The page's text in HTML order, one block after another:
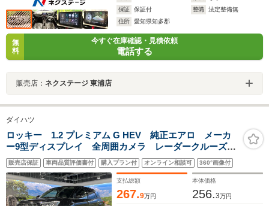
保証
保証付 整備
法定整備無
住所
愛知県知多郡
無
料
今すぐ在庫確認・見積依頼
電話する
販売店： ネクステージ 東浦店
ダイハツ
ロッキー 1.2 プレミアム G HEV 純正エアロ メーカ
ー9型ディスプレイ 全周囲カメラ レーダークルーズ
シートヒーター LEDヘッド オートエアコン オート
ライト ETC ドラレコ クリアランスソナー オート
ブレーキホールド
販売店保証 車両品質評価書付 購入プラン付 オンライン相談可 360°画像付
支払総額
267.9万円
本体価格
256.3万円